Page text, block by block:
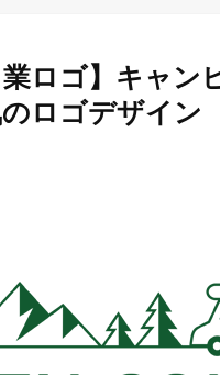
業ロゴ】キャ
ロゴデザイン